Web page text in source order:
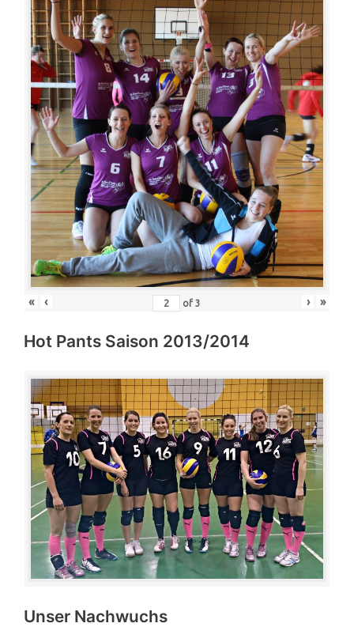
« ‹ of3 › »
Hot Pants Saison 2013/2014
Unser Nachwuchs